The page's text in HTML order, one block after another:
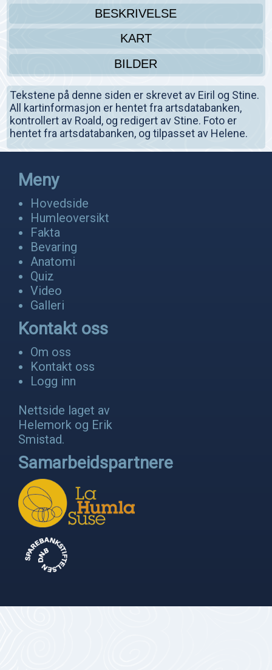
BESKRIVELSE
KART
BILDER
Tekstene på denne siden er skrevet av Eiril og Stine.
All kartinformasjon er hentet fra artsdatabanken,
kontrollert av Roald, og redigert av Stine. Foto er
hentet fra artsdatabanken, og tilpasset av Helene.
Meny
Hovedside
Humleoversikt
Fakta
Bevaring
Anatomi
Quiz
Video
Galleri
Kontakt oss
Om oss
Kontakt oss
Logg inn
Nettside laget av
Helemork og Erik
Smistad.
Samarbeidspartnere